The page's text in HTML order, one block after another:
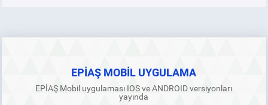
EPİAŞ MOBİL UYGULAMA
EPİAŞ Mobil uygulaması IOS ve ANDROID versiyonları
yayında